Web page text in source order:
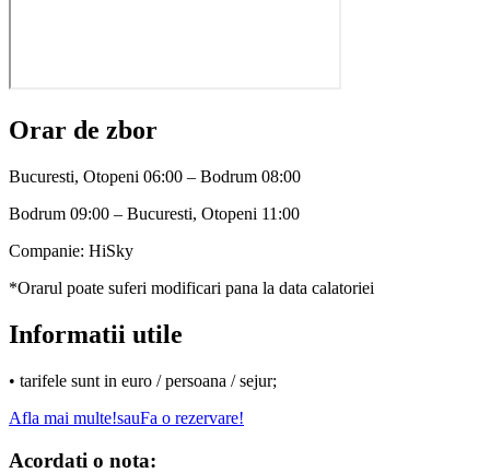
Orar de zbor
Bucuresti, Otopeni 06:00 – Bodrum 08:00
Bodrum 09:00 – Bucuresti, Otopeni 11:00
Companie: HiSky
*Orarul poate suferi modificari pana la data calatoriei
Informatii utile
• tarifele sunt in euro / persoana / sejur;
Afla mai multe!sauFa o rezervare!
Acordati o nota: